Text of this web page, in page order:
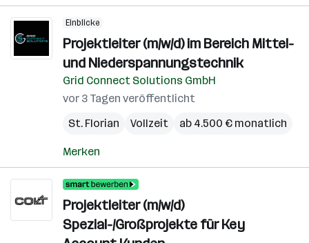
Einblicke
Projektleiter (m/w/d) im Bereich Mittel-
und Niederspannungstechnik
Grid Connect Solutions GmbH
vor 3 Tagen veröffentlicht
St. Florian
Vollzeit ab 4.500 € monatlich
Merken
Projektleiter (m/w/d)
Spezial-/Großprojekte für Key